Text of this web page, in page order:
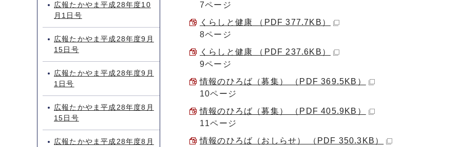
7ページ
くらしと健康 （PDF 377.7KB）
8ページ
くらしと健康 （PDF 237.6KB）
9ページ
情報のひろば（募集） （PDF 369.5KB）
10ページ
情報のひろば（募集） （PDF 405.9KB）
11ページ
情報のひろば（おしらせ） （PDF 350.3KB）
広報たかやま平成28年度10
月1日号
広報たかやま平成28年度9月
15日号
広報たかやま平成28年度9月
1日号
広報たかやま平成28年度8月
15日号
広報たかやま平成28年度8月